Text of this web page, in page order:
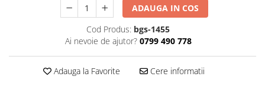
ADAUGA IN COS
Cod Produs: bgs-1455
Ai nevoie de ajutor? 0799 490 778
Adauga la Favorite Cere informatii